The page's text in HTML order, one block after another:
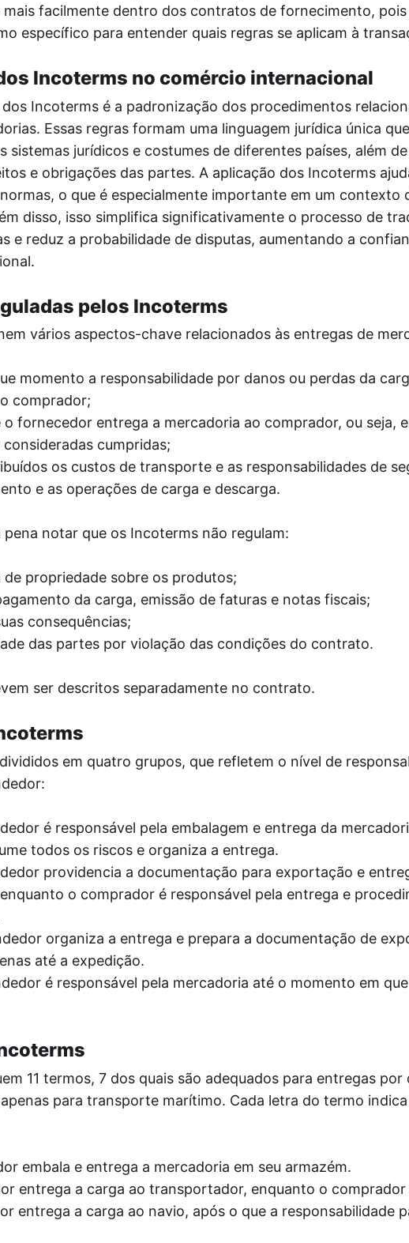
mais facilmente dentro dos contratos de fornecimento,
específico para entender quais regras se aplicam à
Incoterms no comércio internacional
Incoterms é a padronização dos procedimentos
Essas regras formam uma linguagem jurídica única
sistemas jurídicos e costumes de diferentes países, além
e obrigações das partes. A aplicação dos Incoterms
o que é especialmente importante em um contexto
disso, isso simplifica significativamente o processo de
e reduz a probabilidade de disputas, aumentando a
pelos Incoterms
vários aspectos-chave relacionados às entregas de
momento a responsabilidade por danos ou perdas da
comprador;
o fornecedor entrega a mercadoria ao comprador, ou seja,
cumpridas;
os custos de transporte e as responsabilidades de
e as operações de carga e descarga.
notar que os Incoterms não regulam:
propriedade sobre os produtos;
da carga, emissão de faturas e notas fiscais;
consequências;
das partes por violação das condições do contrato.
ser descritos separadamente no contrato.
em quatro grupos, que refletem o nível de
é responsável pela embalagem e entrega da
todos os riscos e organiza a entrega.
providencia a documentação para exportação e
o comprador é responsável pela entrega e
organiza a entrega e prepara a documentação de
até a expedição.
é responsável pela mercadoria até o momento em
11 termos, 7 dos quais são adequados para entregas por
para transporte marítimo. Cada letra do termo indica
embala e entrega a mercadoria em seu armazém.
entrega a carga ao transportador, enquanto o
entrega a carga ao navio, após o que a responsabilidade